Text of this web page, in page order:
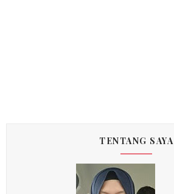
TENTANG SAYA